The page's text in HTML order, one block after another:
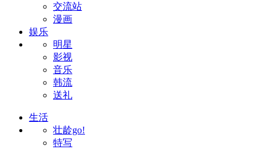
交流站
漫画
娱乐
明星
影视
音乐
韩流
送礼
生活
壮龄go!
特写